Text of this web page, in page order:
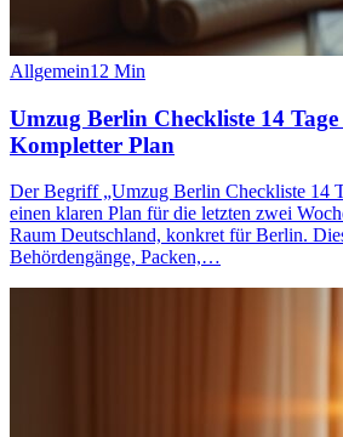
Allgemein12 Min
Umzug Berlin Checkliste 14
Kompletter Plan
Der Begriff „Umzug Berlin Checkliste 14
einen klaren Plan für die letzten zwei
Raum Deutschland, konkret für Berlin.
Behördengänge, Packen,…